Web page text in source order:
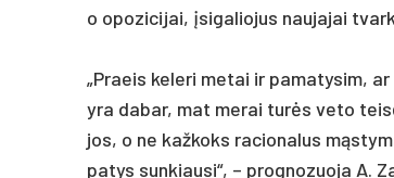
o opo­zi­ci­jai, įsi­ga­lio­jus nau­ja­jai
„Praeis ke­le­ri me­tai ir pa­ma­ty­sim,
yra da­bar, mat me­rai turės ve­to
jos, o ne kaž­koks ra­cio­na­lus
pa­tys sun­kiau­si“, – pro­gno­zuo­ja A.